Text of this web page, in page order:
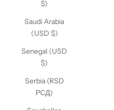
$)
Saudi Arabia
(USD $)
Senegal (USD
$)
Serbia (RSD
РСД)